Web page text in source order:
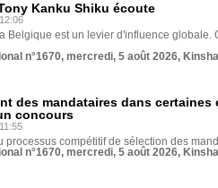
Kanku Shiku écoute
Belgique est un levier d'influence globale.
n°1670, mercredi, 5 août 2026,
des mandataires dans
concours
processus compétitif de sélection des
n°1670, mercredi, 5 août 2026,